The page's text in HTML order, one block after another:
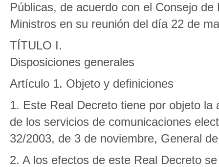
Públicas, de acuerdo con el Consejo
Ministros en su reunión del día 22 de
TÍTULO I.
Disposiciones generales
Artículo 1. Objeto y definiciones
1. Este Real Decreto tiene por objeto
de los servicios de comunicaciones
32/2003, de 3 de noviembre, General
2. A los efectos de este Real Decreto